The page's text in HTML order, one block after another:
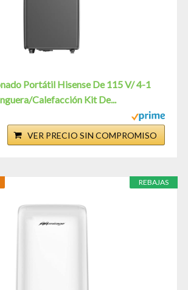
Portátil Hisense De 115 V/ 4-1
Calefacción Kit De...
VER PRECIO SIN COMPROMISO
REBAJAS